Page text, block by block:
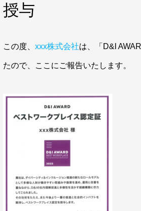
授与
この度、 xxx株式会社は、「D&I
たので、ここにご報告いたします。